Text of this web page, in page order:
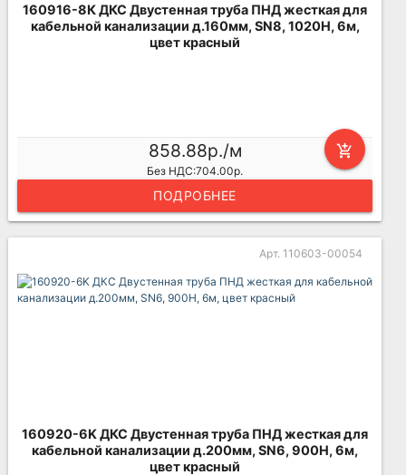
160916-8К ДКС Двустенная труба ПНД жесткая для
кабельной канализации д.160мм, SN8, 1020Н, 6м,
цвет красный
add_shopping_cart
858.88р./м
Без НДС:704.00р.
ПОДРОБНЕЕ
Арт. 110603-00054
160920-6K ДКС Двустенная труба ПНД жесткая для
кабельной канализации д.200мм, SN6, 900Н, 6м,
цвет красный